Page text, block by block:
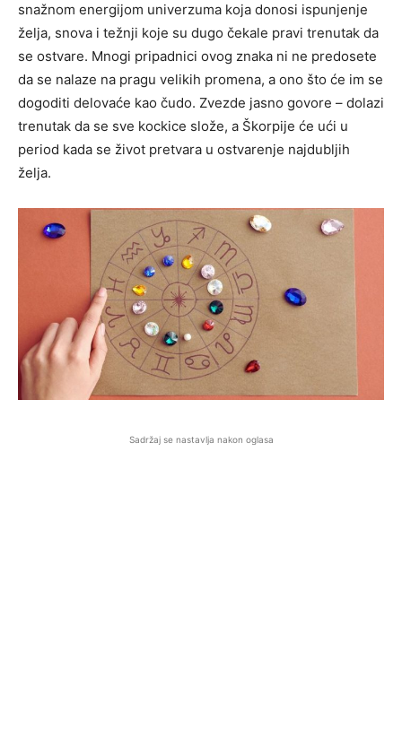
snažnom energijom univerzuma koja donosi ispunjenje
želja, snova i težnji koje su dugo čekale pravi trenutak da
se ostvare. Mnogi pripadnici ovog znaka ni ne predosete
da se nalaze na pragu velikih promena, a ono što će im se
dogoditi delovaće kao čudo. Zvezde jasno govore – dolazi
trenutak da se sve kockice slože, a Škorpije će ući u
period kada se život pretvara u ostvarenje najdubljih
želja.
Sadržaj se nastavlja nakon oglasa